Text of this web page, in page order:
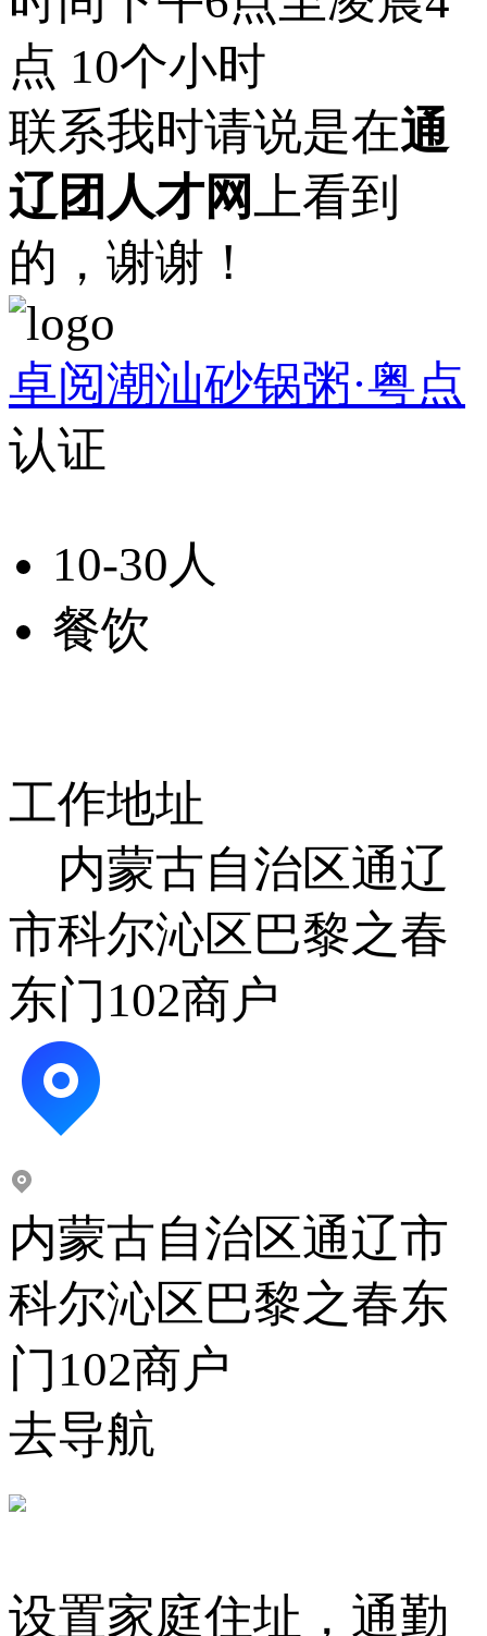
点 10个小时
联系我时请说是在通
辽团人才网
上看到
的，谢谢！
卓阅潮汕砂锅粥·粤点
认证
10-30人
餐饮
工作地址
内蒙古自治区通辽
市科尔沁区巴黎之春
东门102商户
内蒙古自治区通辽市
科尔沁区巴黎之春东
门102商户
去导航
设置家庭住址，通勤